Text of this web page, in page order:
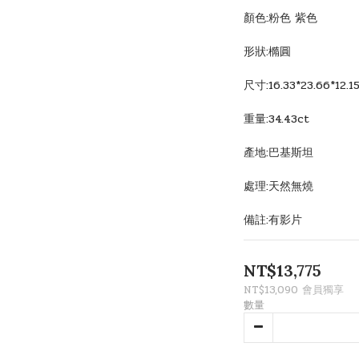
顏色:粉色 紫色
形狀:橢圓
尺寸
重量:34.43ct
產地:巴基斯坦
處理:天然無燒
備註:有影片
NT$13,775
NT$13,090 會員獨享
數量